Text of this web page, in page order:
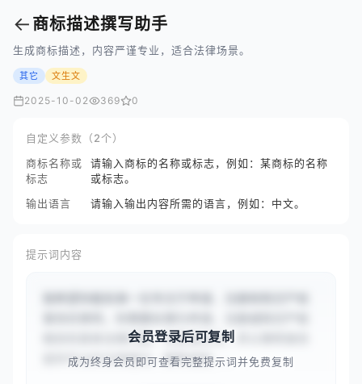
← 商标描述撰写助手
生成商标描述，内容严谨专业，适合法律场景。
其它 文生文
2025-10-02 369 0
自定义参数（2个）
商标名称或
标志
请输入商标的名称或标志，例如：某商标的名称
或标志。
输出语言
请输入输出内容所需的语言，例如：中文。
提示词内容
相关的具体法律问题、场景或任务，并以律师身份
提供专业的法律建议、解释或指...
会员登录后可复制
成为终身会员即可查看完整提示词并免费复制